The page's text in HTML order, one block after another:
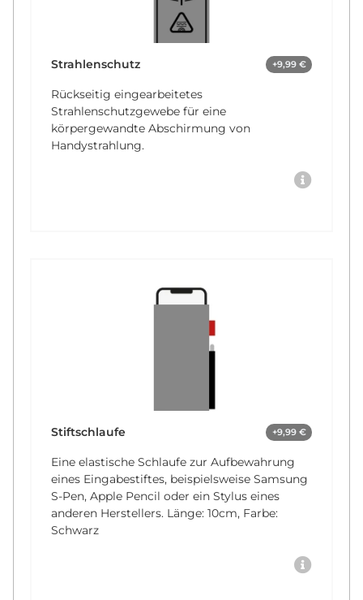
Strahlenschutz +9,99 €
Rückseitig eingearbeitetes
Strahlenschutzgewebe für eine
körpergewandte Abschirmung von
Handystrahlung.
Stiftschlaufe +9,99 €
Eine elastische Schlaufe zur Aufbewahrung
eines Eingabestiftes, beispielsweise Samsung
S-Pen, Apple Pencil oder ein Stylus eines
anderen Herstellers. Länge: 10cm, Farbe:
Schwarz